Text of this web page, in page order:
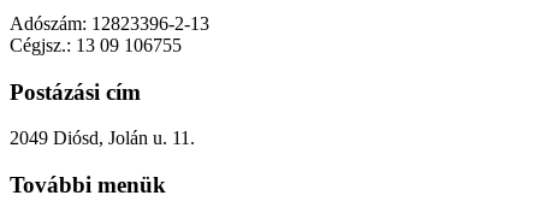
Adószám: 12823396-2-13
Cégjsz.: 13 09 106755
Postázási cím
2049 Diósd, Jolán u. 11.
További menük